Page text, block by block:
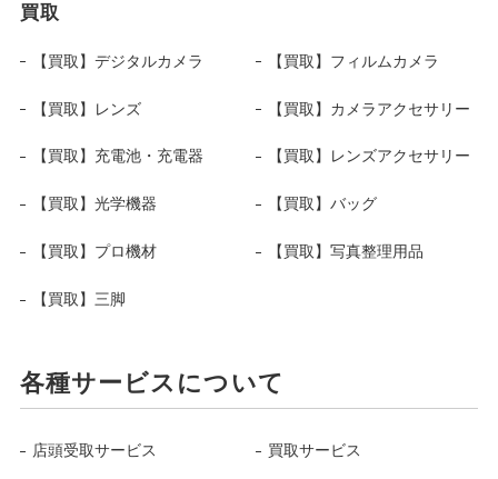
買取
【買取】デジタルカメラ 【買取】フィルムカメラ
【買取】レンズ 【買取】カメラアクセサリー
【買取】充電池・充電器 【買取】レンズアクセサリー
【買取】光学機器 【買取】バッグ
【買取】プロ機材 【買取】写真整理用品
【買取】三脚
各種サービスについて
店頭受取サービス 買取サービス